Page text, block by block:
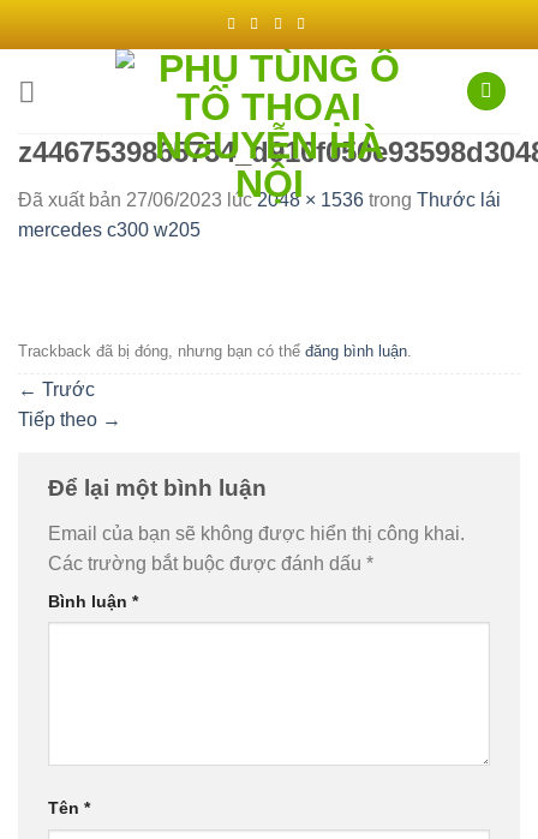
đến
dung
Đã xuất bản 27/06/2023 lúc2048 × 1536 trong Thước lái
mercedes c300 w205
Trackback đã bị đóng, nhưng bạn có thể đăng bình luận.
← Trước
Tiếp theo →
Để lại một bình luận
Email của bạn sẽ không được hiển thị công khai.
Các trường bắt buộc được đánh dấu *
Bình luận *
Tên *